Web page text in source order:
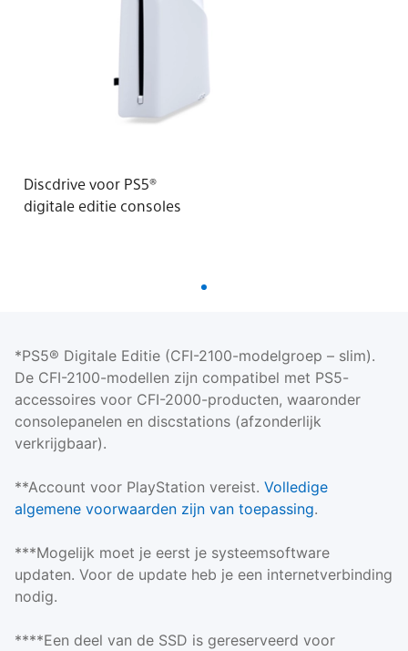
Discdrive voor PS5®
digitale editie consoles
*PS5® Digitale Editie (CFI-2100-modelgroep – slim).
De CFI-2100-modellen zijn compatibel met PS5-
accessoires voor CFI-2000-producten, waaronder
consolepanelen en discstations (afzonderlijk
verkrijgbaar).
**Account voor PlayStation vereist. Volledige
algemene voorwaarden zijn van toepassing.
***Mogelijk moet je eerst je systeemsoftware
updaten. Voor de update heb je een internetverbinding
nodig.
****Een deel van de SSD is gereserveerd voor